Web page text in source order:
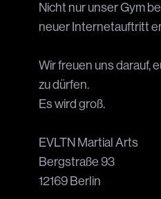
Nicht nur unser Gym
neuer Internetauftritt
Wir freuen uns darauf,
zu dürfen.
Es wird groß.
EVLTN Martial Arts
Bergstraße 93
12169 Berlin